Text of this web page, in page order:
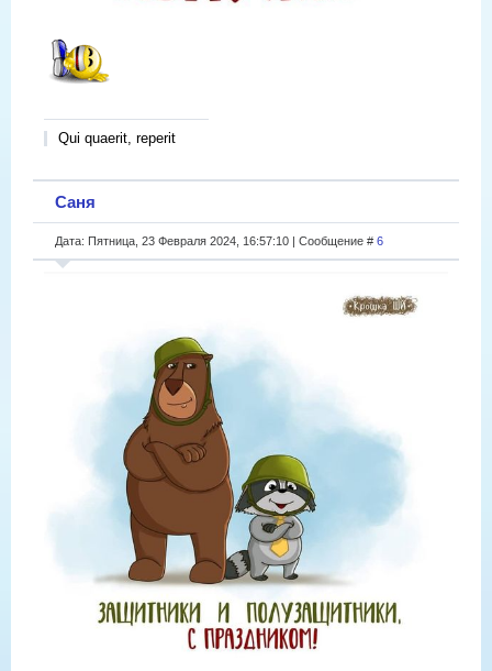
Qui quaerit, reperit
Саня
Дата: Пятница, 23 Февраля 2024, 16:57:10 | Сообщение # 6